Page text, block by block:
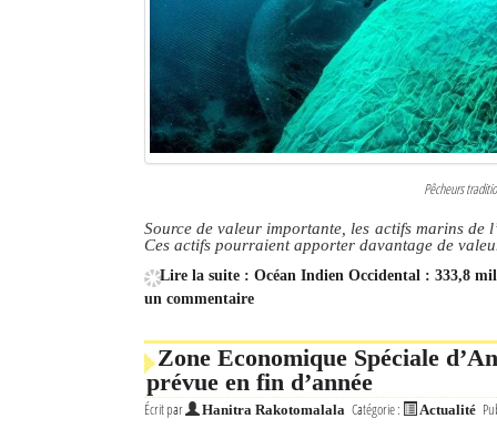
Le Nord de Madagascar
L'actualité du tourisme
Pêcheurs
Source de valeur importante, les actifs marins de
Ces actifs pourraient apporter davantage de
Lire la suite : Océan Indien Occidental : 333,8
un commentaire
Zone Economique Spéciale
prévue en fin d’année
Écrit par Hanitra Rakotomalala Catégorie : Actualité